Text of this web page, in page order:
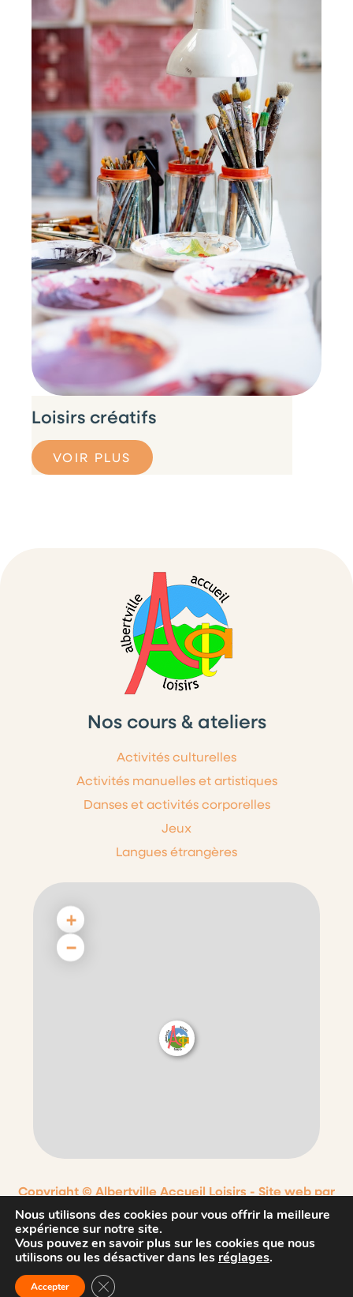
Loisirs créatifs
VOIR PLUS
Nous utilisons des cookies pour vous offrir la meilleure
expérience sur notre site.
Vous pouvez en savoir plus sur les cookies que nous
utilisons ou les désactiver dans les réglages.
Accepter Fermer la bannière des cookies GDPR
Nos cours & ateliers
Activités culturelles
Activités manuelles et artistiques
Danses et activités corporelles
Jeux
Langues étrangères
+
−
Copyright © Albertville Accueil Loisirs - Site web par
Nouvel Oeil
ContactMentions légales
Conditions générales d’utilisations
Politique de confidentialité